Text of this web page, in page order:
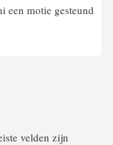
een motie gesteund
velden zijn